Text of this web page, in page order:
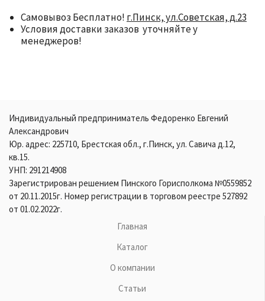
Самовывоз Бесплатно! г.Пинск, ул.Советская, д.23
Условия доставки заказов уточняйте у
менеджеров!
Индивидуальный предприниматель Федоренко Евгений
Александрович
Юр. адрес: 225710, Брестская обл., г.Пинск, ул. Савича д.12,
кв.15.
УНП: 291214908
Зарегистрирован решением Пинского Горисполкома №0559852
от 20.11.2015г. Номер регистрации в торговом реестре 527892
от 01.02.2022г.
Главная
Каталог
О компании
Статьи